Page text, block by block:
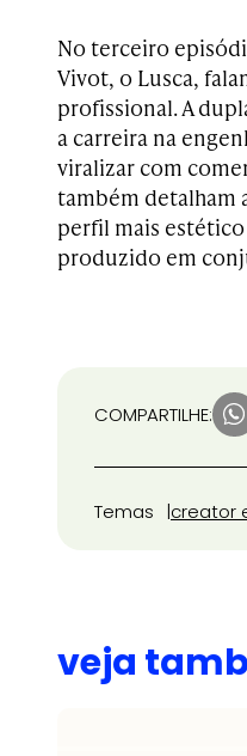
No terceiro
Vivot, o Lusca,
profissional. A
a carreira na
viralizar com
também detalham
perfil mais
produzido em
COMPARTILHE:
Temas creator
veja